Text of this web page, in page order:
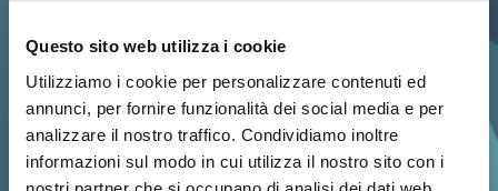
Questo sito web utilizza i cookie
Utilizziamo i cookie per personalizzare contenuti ed
annunci, per fornire funzionalità dei social media e per
analizzare il nostro traffico. Condividiamo inoltre
informazioni sul modo in cui utilizza il nostro sito con i